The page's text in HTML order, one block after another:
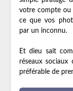
votre compte
ce que vos
par un inconnu.
Et dieu sait
réseaux
préférable de